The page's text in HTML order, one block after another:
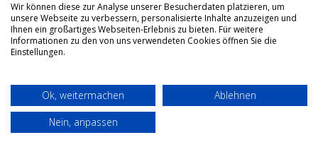
MEHR ERFAHREN
Wir können diese zur Analyse unserer Besucherdaten platzieren, um
unsere Webseite zu verbessern, personalisierte Inhalte anzuzeigen und
Ihnen ein großartiges Webseiten-Erlebnis zu bieten. Für weitere
Informationen zu den von uns verwendeten Cookies öffnen Sie die
Einstellungen.
Ok, weitermachen
Ablehnen
Nein, anpassen